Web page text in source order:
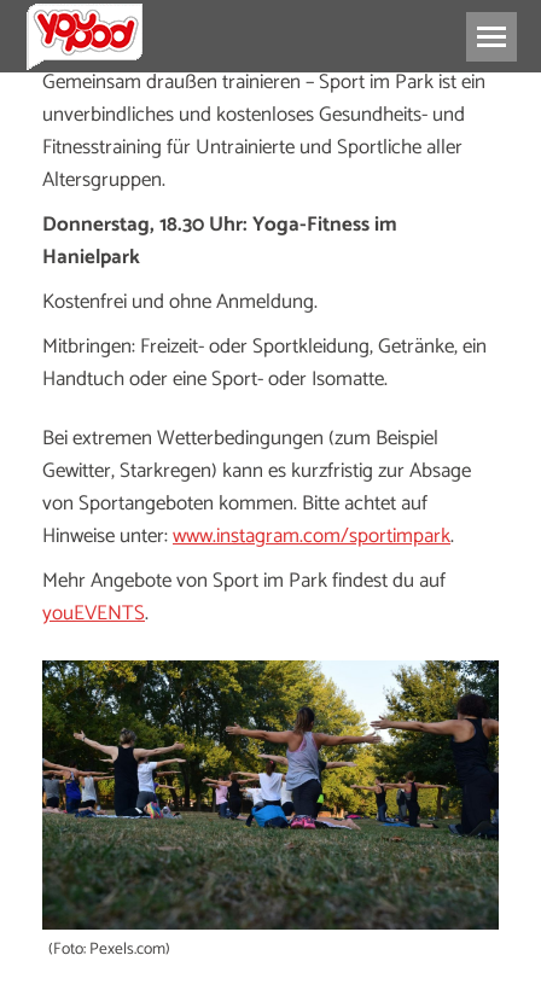
Gemeinsam draußen trainieren – Sport im Park ist ein
unverbindliches und kostenloses Gesundheits- und
Fitnesstraining für Untrainierte und Sportliche aller
Altersgruppen.
Donnerstag, 18.30 Uhr: Yoga-Fitness im
Hanielpark
Kostenfrei und ohne Anmeldung.
Mitbringen: Freizeit- oder Sportkleidung, Getränke, ein
Handtuch oder eine Sport- oder Isomatte.
Bei extremen Wetterbedingungen (zum Beispiel
Gewitter, Starkregen) kann es kurzfristig zur Absage
von Sportangeboten kommen. Bitte achtet auf
Hinweise unter:www.instagram.com/sportimpark.
Mehr Angebote von Sport im Park findest du auf
youEVENTS.
(Foto: Pexels.com)